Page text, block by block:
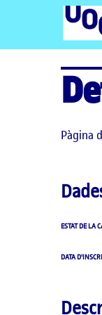
Pàgina
ESTAT DE LA
DATA